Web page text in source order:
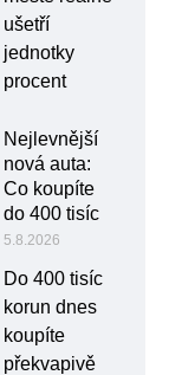
ušetří
jednotky
procent
Nejlevnější
nová auta:
Co koupíte
do 400 tisíc
5.8.2026
Do 400 tisíc
korun dnes
koupíte
překvapivě